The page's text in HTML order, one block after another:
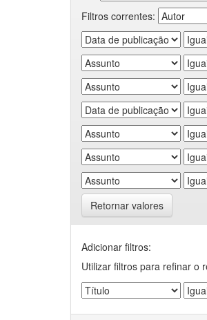
Filtros correntes:
Retornar valores
Adicionar filtros:
Utilizar filtros para refinar o